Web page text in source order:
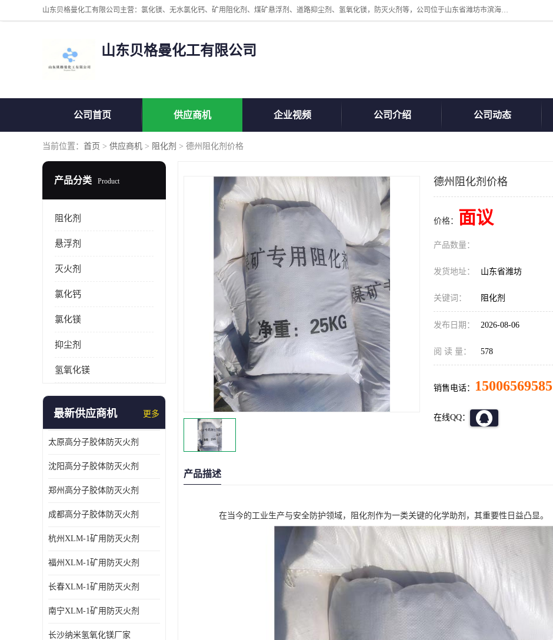
山东贝格曼化工有限公司主营：氯化镁、无水氯化钙、矿用阻化剂、煤矿悬浮剂、道路抑尘剂、氢氧化镁，防灭火剂等，公司位于山东省潍坊市滨海经济开发区,是专业从事对各种精细化工集研究、开发、制造于一体的现代化大型跨境化工企业，公司本着诚信经营、给每一位客户提供专业服务。
山东贝格曼化工有限公司
公司首页 供应商机 企业视频 公司介绍 公司动态
当前位置： 首页 > 供应商机 > 阻化剂 > 德州阻化剂价格
产品分类 Product
阻化剂
悬浮剂
灭火剂
氯化钙
氯化镁
抑尘剂
氢氧化镁
最新供应商机 更多
太原高分子胶体防灭火剂
沈阳高分子胶体防灭火剂
郑州高分子胶体防灭火剂
成都高分子胶体防灭火剂
杭州XLM-1矿用防灭火剂
福州XLM-1矿用防灭火剂
长春XLM-1矿用防灭火剂
南宁XLM-1矿用防灭火剂
长沙纳米氢氧化镁厂家
德州阻化剂价格
价格： 面议
产品数量：
发货地址： 山东省潍坊
关键词： 阻化剂
发布日期： 2026-08-06
阅 读 量： 578
销售电话： 15006569585
在线QQ：
产品描述
在当今的工业生产与安全防护领域，阻化剂作为一类关键的化学助剂，其重要性日益凸显。